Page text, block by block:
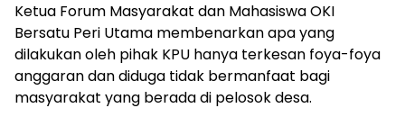
Ketua Forum Masyarakat dan Mahasiswa OKI
Bersatu Peri Utama membenarkan apa yang
dilakukan oleh pihak KPU hanya terkesan foya-foya
anggaran dan diduga tidak bermanfaat bagi
masyarakat yang berada di pelosok desa.